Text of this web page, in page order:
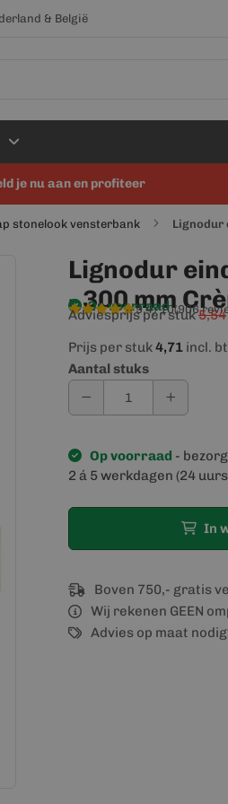
& België
je nu aan en profiteer
stonelook vensterbank Lignodur
Lignodur
- 300 mm
Op voorraad
9,4/10(906
Adviesprijs per stuk5,54
Prijs per stuk4,71 incl.
Aantal stuks
Op voorraad -
2 á 5 werkdagen (24
In
Boven 750,- gratis
Wij rekenen GEEN
Advies op maat